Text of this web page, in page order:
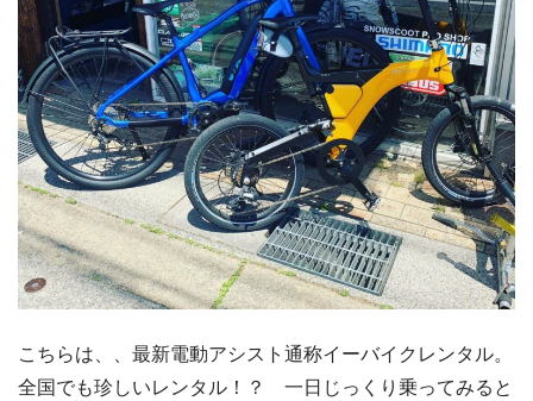
こちらは、、最新電動アシスト通称イーバイクレンタル。
全国でも珍しいレンタル！？ 一日じっくり乗ってみると